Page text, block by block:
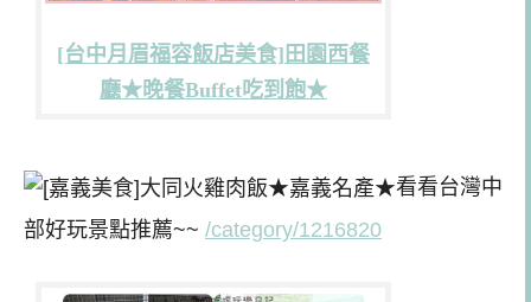
[台中月眉福容飯店美食]田園西餐
廳★晚餐Buffet吃到飽★
看看台灣中
部好玩景點推薦~~ /category/1216820